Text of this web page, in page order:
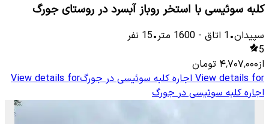
کلبه سوئیسی با استخر روباز آبسرد در روستای جورگ
سپیدان•
1 اتاق -
1600 متر•
15 نفر
5
از۴٬۷۰۷٬۰۰۰ تومان
View details for اجاره کلبه سوئیسی در جورگView details for
اجاره کلبه سوئیسی در جورگ